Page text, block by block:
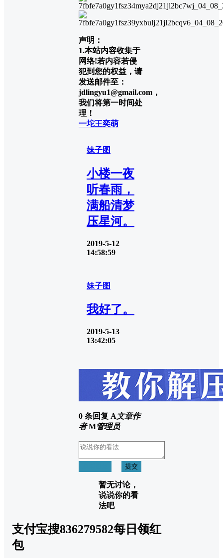
声明：
1.本站内容收集于
网络!若内容若侵
犯到您的权益，请
发送邮件至：
jdlingyu1@gmail.com，
我们将第一时间处
理！
一坨王奕萌
妹子图
小楼一夜
听春雨，
满船清梦
压星河。
2019-5-12
14:58:59
妹子图
我好了。
2019-5-13
13:42:05
0 条回复 A文章作
者 M管理员
提交
暂无讨论，
说说你的看
法吧
支付宝搜836279582每日领红
包